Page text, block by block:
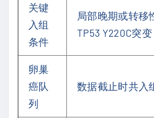
关键
入组
条件
局部晚期或转移
TP53 Y220C突
卵巢
癌队
列
数据截止时共入